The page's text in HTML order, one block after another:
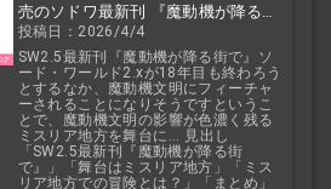
売のソドワ最新刊 『魔動機が降る街
で』 紹介・予想・考察！
投稿日：2026/4/4
SW2.5最新刊『魔動機が降る街で』ソ
ード・ワールド2.xが18年目も終わろう
とするなか、魔動機文明にフィーチャ
ーされることになりそうですというこ
とで、魔動機文明の影響が色濃く残る
ミスリア地方を舞台に... 見出し
「SW2.5最新刊『魔動機が降る街
で』」「舞台はミスリア地方」「ミス
リア地方での冒険とは？」「まとめ」